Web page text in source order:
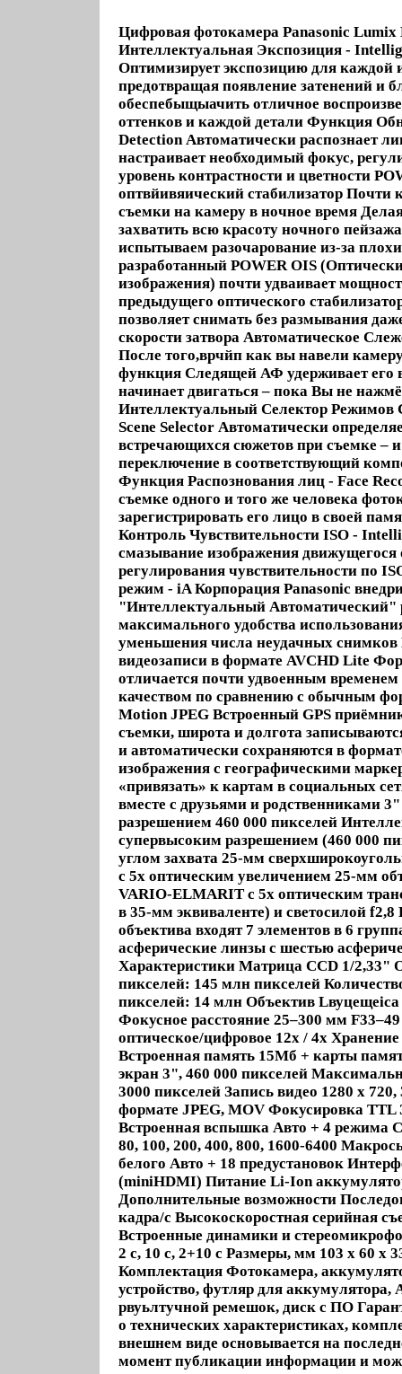
Цифровая фотокамера Panasonic Lumix
Интеллектуальная Экспозиция -
Оптимизирует экспозицию для каждой
предотвращая появление затенений и
обеспебыщыачить отличное
оттенков и каждой детали Функция
Detection Автоматически распознает
настраивает необходимый фокус,
уровень контрастности и цветности
оптвйивяический стабилизатор
съемки на камеру в ночное время
захватить всю красоту ночного
испытываем разочарование из-за
разработанный POWER OIS
изображения) почти удваивает
предыдущего оптического
позволяет снимать без размывания
скорости затвора Автоматическое
После того,врчйп как вы навели
функция Следящей АФ удерживает его
начинает двигаться – пока Вы не
Интеллектуальный Селектор
Scene Selector Автоматически
встречающихся сюжетов при съемке –
переключение в соответствующий
Функция Распознования лиц - Face
съемке одного и того же человека
зарегистрировать его лицо в своей
Контроль Чувствительности ISO -
смазывание изображения движущегося
регулирования чувствительности по
режим - iA Корпорация Panasonic
"Интеллектуальный Автоматический"
максимального удобства
уменьшения числа неудачных снимков
видеозаписи в формате AVCHD Lite
отличается почти удвоенным временем
качеством по сравнению с обычным
Motion JPEG Встроенный GPS
съемки, широта и долгота
и автоматически сохраняются в
изображения с географическими
«привязать» к картам в социальных
вместе с друзьями и родственниками
разрешением 460 000 пикселей
супервысоким разрешением (460 000
углом захвата 25-мм
с 5х оптическим увеличением 25-мм
VARIO-ELMARIT с 5x оптическим
в 35-мм эквиваленте) и светосилой
объектива входят 7 элементов в 6
асферические линзы с шестью
Характеристики Матрица CCD 1/2,33"
пикселей: 145 млн пикселей
пикселей: 14 млн Объектив
Фокусное расстояние 25–300 мм
оптическое/цифровое 12х / 4x
Встроенная память 15Мб + карты
экран 3", 460 000 пикселей
3000 пикселей Запись видео 1280 x
формате JPEG, MOV Фокусировка TTL
Встроенная вспышка Авто + 4 режима
80, 100, 200, 400, 800, 1600-6400
белого Авто + 18 предустановок
(miniHDMI) Питание Li-Ion
Дополнительные возможности
кадра/с Высокоскоростная серийная
Встроенные динамики и
2 с, 10 с, 2+10 с Размеры, мм 103 х 60 х
Комплектация Фотокамера,
устройство, футляр для аккумулятора,
рвуьлтучной ремешок, диск с ПО
о технических характеристиках,
внешнем виде основывается на
момент публикации информации и